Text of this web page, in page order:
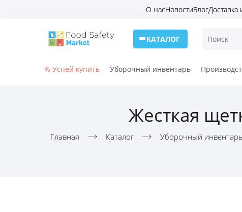
О насНовостиБлогДоставка
КАТАЛОГ
% Успей купить Уборочный инвентарь
Жесткая
Главная Каталог Уборочный